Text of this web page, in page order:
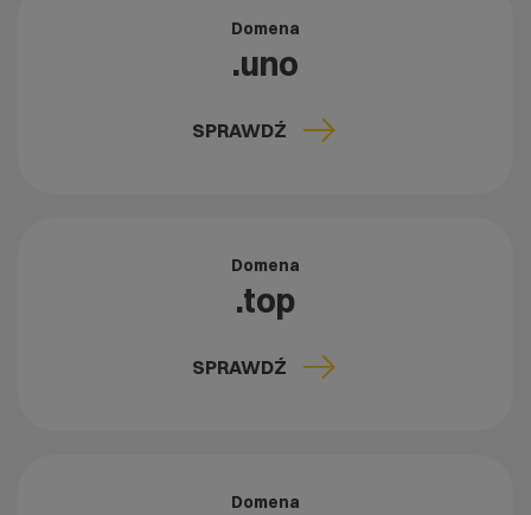
Domena
.uno
SPRAWDŹ
Domena
.top
SPRAWDŹ
Domena